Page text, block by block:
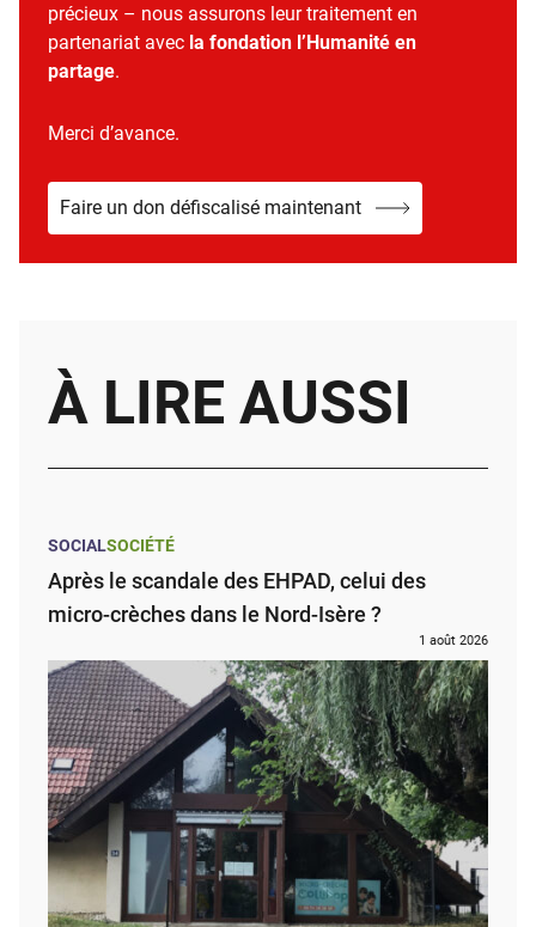
précieux – nous assurons leur traitement en
partenariat avec la fondation l’Humanité en
partage.
Merci d’avance.
Faire un don défiscalisé maintenant
À LIRE AUSSI
SOCIALSOCIÉTÉ
Après le scandale des EHPAD, celui des
micro-crèches dans le Nord-Isère ?
1 août 2026